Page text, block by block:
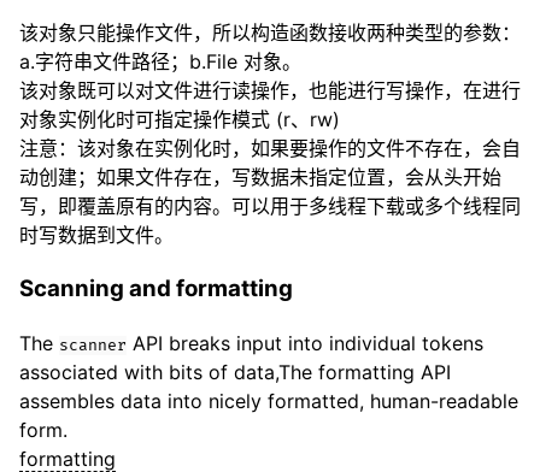
该对象只能操作文件，所以构造函数接收两种类型的参数：
a.字符串文件路径；b.File 对象。
该对象既可以对文件进行读操作，也能进行写操作，在进行
对象实例化时可指定操作模式 (r、rw)
注意：该对象在实例化时，如果要操作的文件不存在，会自
动创建；如果文件存在，写数据未指定位置，会从头开始
写，即覆盖原有的内容。可以用于多线程下载或多个线程同
时写数据到文件。
Scanning and formatting
The scanner API breaks input into individual tokens
associated with bits of data,The formatting API
assembles data into nicely formatted, human-readable
form.
formatting